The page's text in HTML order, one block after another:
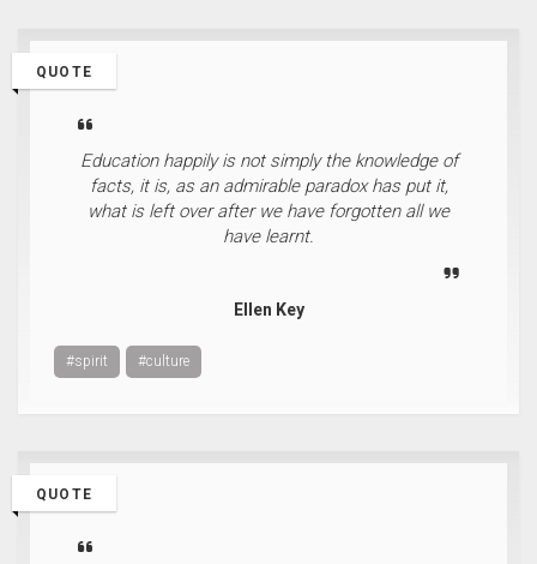
QUOTE
Education happily is not simply the knowledge of
facts, it is, as an admirable paradox has put it,
what is left over after we have forgotten all we
have learnt.
Ellen Key
#spirit #culture
QUOTE